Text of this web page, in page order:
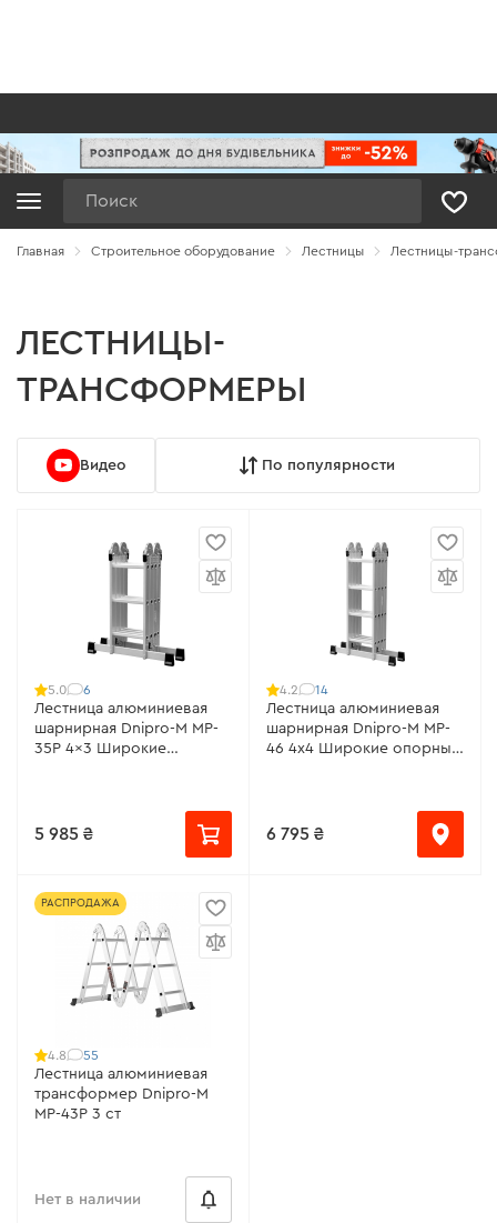
Главная Строительное оборудование Лестницы Лестницы-
ЛЕСТНИЦЫ-
ТРАНСФОРМЕРЫ
Видео По популярности
5.0 6
Лестница алюминиевая
шарнирная Dnipro-M MP-
35P 4x3 Широкие
5 985 ₴
4.2 14
Лестница алюминиевая
шарнирная Dnipro-M MP-
46 4х4 Широкие опорные
6 795 ₴
РАСПРОДАЖА
4.8 55
Лестница алюминиевая
трансформер Dnipro-M
MP-43Р 3 ст
Нет в наличии